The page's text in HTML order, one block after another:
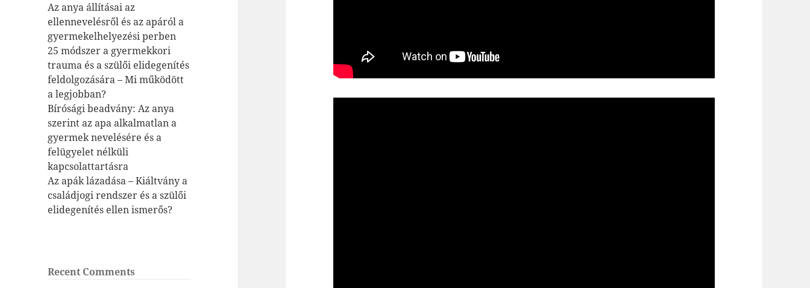
Az anya állításai az
ellennevelésről és az apáról a
gyermekelhelyezési perben
25 módszer a gyermekkori
trauma és a szülői elidegenítés
feldolgozására – Mi működött
a legjobban?
Bírósági beadvány: Az anya
szerint az apa alkalmatlan a
gyermek nevelésére és a
felügyelet nélküli
kapcsolattartásra
Az apák lázadása – Kiáltvány a
családjogi rendszer és a szülői
elidegenítés ellen ismerős?
Recent Comments